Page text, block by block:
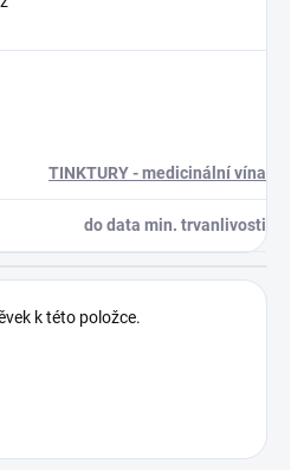
TINKTURY - medicinální vína
do data min. trvanlivosti
k této položce.